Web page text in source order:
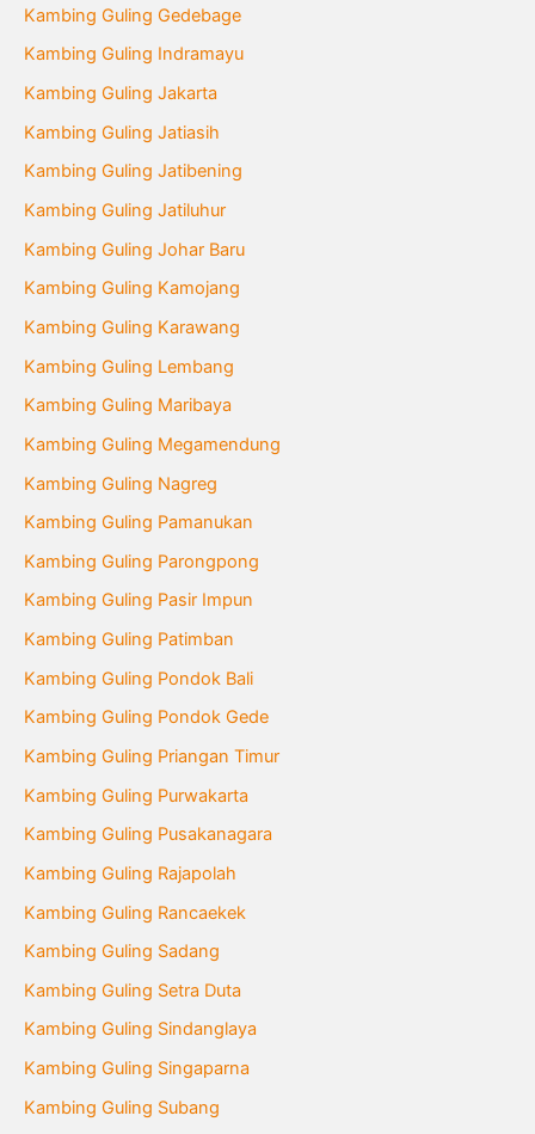
Kambing Guling Gedebage
Kambing Guling Indramayu
Kambing Guling Jakarta
Kambing Guling Jatiasih
Kambing Guling Jatibening
Kambing Guling Jatiluhur
Kambing Guling Johar Baru
Kambing Guling Kamojang
Kambing Guling Karawang
Kambing Guling Lembang
Kambing Guling Maribaya
Kambing Guling Megamendung
Kambing Guling Nagreg
Kambing Guling Pamanukan
Kambing Guling Parongpong
Kambing Guling Pasir Impun
Kambing Guling Patimban
Kambing Guling Pondok Bali
Kambing Guling Pondok Gede
Kambing Guling Priangan Timur
Kambing Guling Purwakarta
Kambing Guling Pusakanagara
Kambing Guling Rajapolah
Kambing Guling Rancaekek
Kambing Guling Sadang
Kambing Guling Setra Duta
Kambing Guling Sindanglaya
Kambing Guling Singaparna
Kambing Guling Subang